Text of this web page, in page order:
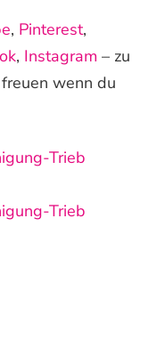
, Pinterest,
, Instagram – zu
wenn du
Trieb
Trieb